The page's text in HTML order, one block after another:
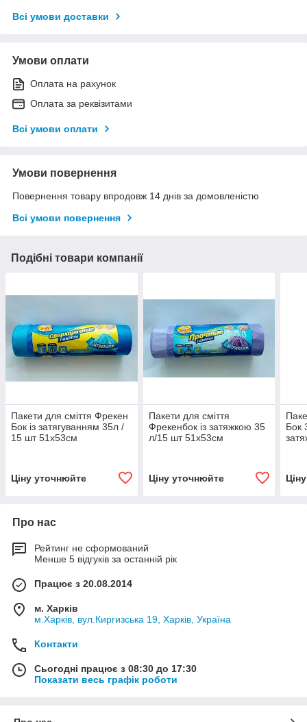
Всі умови доставки
Умови оплати
Оплата на рахунок
Оплата за реквізитами
Всі умови оплати
Умови повернення
Повернення товару впродовж 14 днів за домовленістю
Всі умови повернення
Подібні товари компанії
Пакети для сміття Фрекен
Бок із затягуванням 35л /
15 шт 51х53см
Ціну уточнюйте
Пакети для сміття
Фрекенбок із затяжкою 35
л/15 шт 51х53см
Ціну уточнюйте
Бок
Про нас
Рейтинг не сформований
Менше 5 відгуків за останній рік
Працює з 20.08.2014
м. Харків
м.Харків, вул.Киргизська 19, Харків, Україна
Контакти
Сьогодні працює з 08:30 до 17:30
Показати весь графік роботи